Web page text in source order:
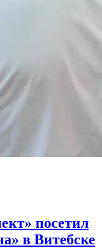
посетил
в Витебске